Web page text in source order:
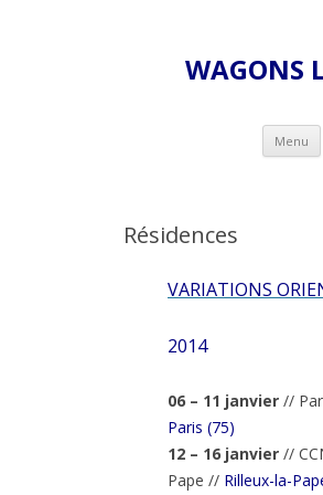
WAGONS
Menu
Résidences
VARIATIONS
2014
06 – 11 janvier //
Paris (75)
12 – 16 janvier //
Pape // Rilleux-la-